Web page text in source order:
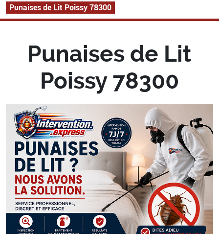
Punaises de Lit Poissy 78300
Punaises de Lit
Poissy 78300